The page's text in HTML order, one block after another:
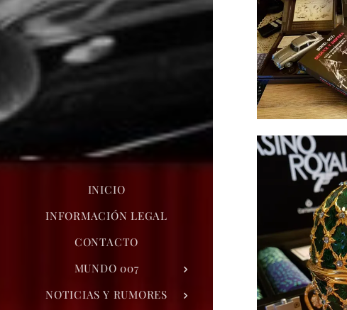
INICIO
INFORMACIÓN LEGAL
CONTACTO
MUNDO 007
NOTICIAS Y RUMORES